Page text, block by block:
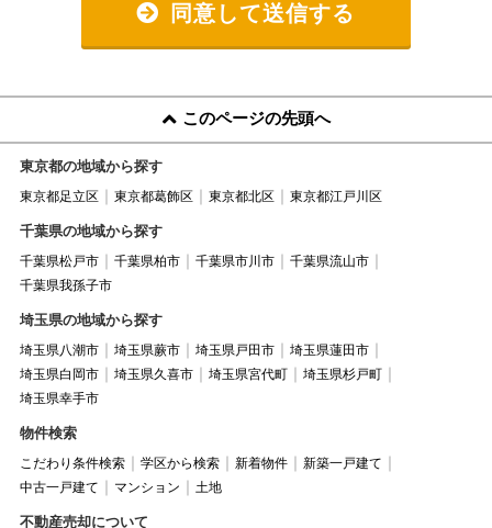
同意して送信する
このページの先頭へ
東京都の地域から探す
東京都足立区 東京都葛飾区 東京都北区 東京都江戸川区
千葉県の地域から探す
千葉県松戸市 千葉県柏市 千葉県市川市
千葉県流山市
千葉県我孫子市
埼玉県の地域から探す
埼玉県八潮市 埼玉県蕨市 埼玉県戸田市
埼玉県蓮田市
埼玉県白岡市
埼玉県久喜市 埼玉県宮代町
埼玉県杉戸町
埼玉県幸手市
物件検索
こだわり条件検索 学区から検索 新着物件
新築一戸建て
中古一戸建て
マンション 土地
不動産売却について